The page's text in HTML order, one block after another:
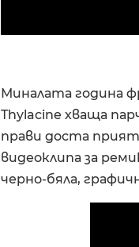
Миналата година
Thylacine хваща
прави доста
видеоклипа за
черно-бяла,